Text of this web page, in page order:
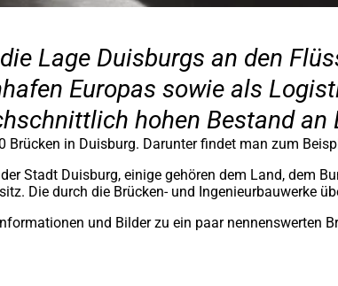
Lage Duisburgs an den
Europas sowie als
hohen Bestand an
Brücken in Duisburg. Darunter findet man zum
Stadt Duisburg, einige gehören dem Land, dem
Die durch die Brücken- und Ingenieurbauwerke
und Bilder zu ein paar nennenswerten